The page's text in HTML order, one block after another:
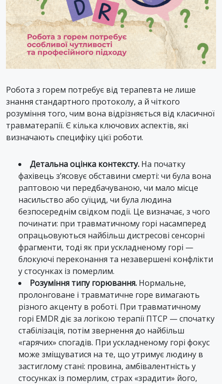
Робота з горем потребує від терапевта не лише
знання стандартного протоколу, а й чіткого
розуміння того, чим вона відрізняється від класичної
травматерапії. Є кілька ключових аспектів, які
визначають специфіку цієї роботи.
Детальна оцінка контексту. На початку
фахівець з’ясовує обставини смерті: чи була вона
раптовою чи передбачуваною, чи мало місце
насильство або суїцид, чи була людина
безпосереднім свідком події. Це визначає, з чого
починати: при травматичному горі насамперед
опрацьовуються найбільш дистресові сенсорні
фрагменти, тоді як при ускладненому горі —
блокуючі переконання та незавершені конфлікти
у стосунках із померлим.
Розуміння типу горювання. Нормальне,
пролонговане і травматичне горе вимагають
різного акценту в роботі. При травматичному
горі EMDR діє за логікою терапії ПТСР — спочатку
стабілізація, потім звернення до найбільш
«гарячих» спогадів. При ускладненому горі фокус
може зміщуватися на те, що утримує людину в
застиглому стані: провина, амбівалентність у
стосунках із померлим, страх «зрадити» його,